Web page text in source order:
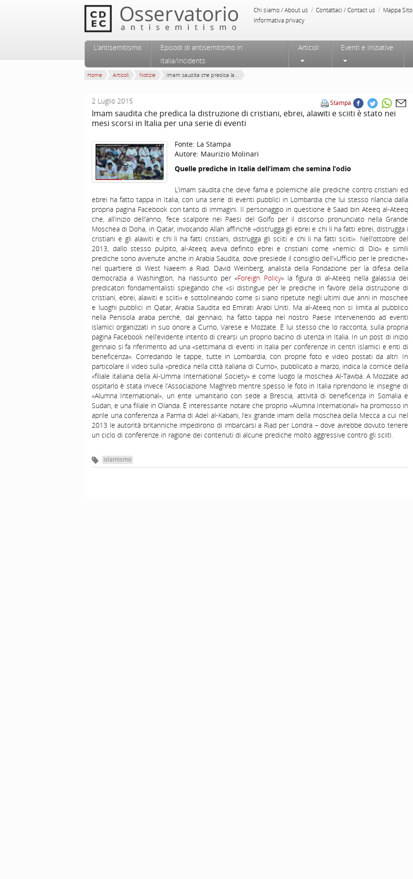
Chi siamo / About us / Contattaci / Contact us / Mappa Sito
Informativa privacy
Menu principale
Vai al contenuto principale
Vai al contenuto secondario
L’antisemitismo
Episodi di antisemitismo in
Italia/Incidents
Articoli Eventi e Iniziative
Home Articoli Notizie Imam saudita che predica la...
Stampa
2 Luglio 2015
Imam saudita che predica la distruzione di cristiani, ebrei, alawiti e sciiti è stato nei
mesi scorsi in Italia per una serie di eventi
Fonte: La Stampa
Autore: Maurizio Molinari
Quelle prediche in Italia dell’imam che semina l’odio
L’imam saudita che deve fama e polemiche alle prediche contro cristiani ed
ebrei ha fatto tappa in Italia, con una serie di eventi pubblici in Lombardia che lui stesso rilancia dalla
propria pagina Facebook con tanto di immagini. Il personaggio in questione è Saad bin Ateeq al-Ateeq
che, all’inizio dell’anno, fece scalpore nei Paesi del Golfo per il discorso pronunciato nella Grande
Moschea di Doha, in Qatar, invocando Allah affinchè «distrugga gli ebrei e chi li ha fatti ebrei, distrugga i
cristiani e gli alawiti e chi li ha fatti cristiani, distrugga gli sciiti e chi li ha fatti sciiti». Nell’ottobre del
2013, dallo stesso pulpito, al-Ateeq aveva definito ebrei e cristiani come «nemici di Dio» e simili
prediche sono avvenute anche in Arabia Saudita, dove presiede il consiglio dell’«Ufficio per le prediche»
nel quartiere di West Naeem a Riad. David Weinberg, analista della Fondazione per la difesa della
democrazia a Washington, ha riassunto per «Foreign Policy» la figura di al-Ateeq nella galassia dei
predicatori fondamentalisti spiegando che «si distingue per le prediche in favore della distruzione di
cristiani, ebrei, alawiti e sciiti» e sottolineando come si siano ripetute negli ultimi due anni in moschee
e luoghi pubblici in Qatar, Arabia Saudita ed Emirati Arabi Uniti. Ma al-Ateeq non si limita al pubblico
nella Penisola araba perché, dal gennaio, ha fatto tappa nel nostro Paese intervenendo ad eventi
islamici organizzati in suo onore a Curno, Varese e Mozzate. È lui stesso che lo racconta, sulla propria
pagina Facebook nell’evidente intento di crearsi un proprio bacino di utenza in Italia. In un post di inizio
gennaio si fa riferimento ad una «settimana di eventi in Italia per conferenze in centri islamici e enti di
beneficenza». Corredando le tappe, tutte in Lombardia, con proprie foto e video postati da altri. In
particolare il video sulla «predica nella città italiana di Curno», pubblicato a marzo, indica la cornice della
«filiale italiana della Al-Umma International Society» e come luogo la moschea Al-Tawba. A Mozzate ad
ospitarlo è stata invece l’Associazione Maghreb mentre spesso le foto in Italia riprendono le insegne di
«Alumna International», un ente umanitario con sede a Brescia, attività di beneficenza in Somalia e
Sudan, e una filiale in Olanda. È interessante notare che proprio «Alumna International» ha promosso in
aprile una conferenza a Parma di Adel al-Kabani, l’ex grande imam della moschea della Mecca a cui nel
2013 le autorità britanniche impedirono di imbarcarsi a Riad per Londra – dove avrebbe dovuto tenere
un ciclo di conferenze in ragione dei contenuti di alcune prediche molto aggressive contro gli sciiti.
islamismo